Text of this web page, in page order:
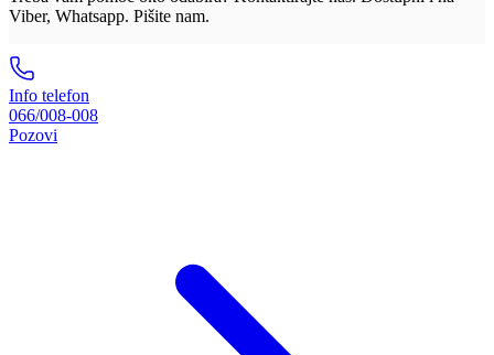
Viber, Whatsapp. Pišite nam.
Info telefon
066/008-008
Pozovi